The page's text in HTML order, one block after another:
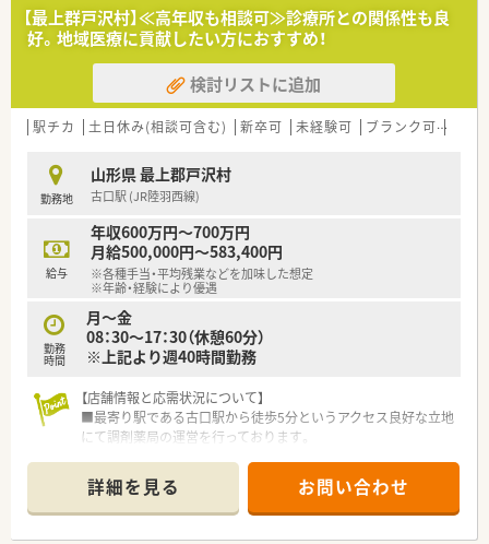
【最上群戸沢村】≪高年収も相談可≫診療所との関係性も良
好。地域医療に貢献したい方におすすめ！
検討リストに追加
駅チカ 土日休み(相談可含む) 新卒可 未経験可 ブランク可
勤務地
山形県 最上郡戸沢村
古口駅 (JR陸羽西線)
給与
年収600万円～700万円
月給500,000円～583,400円
※各種手当・平均残業などを加味した想定
※年齢・経験により優遇
勤務
時間
月～金
08：30～17：30（休憩60分）
※上記より週40時間勤務
【店舗情報と応需状況について】
■最寄り駅である古口駅から徒歩5分というアクセス良好な立地
にて調剤薬局の運営を行っております。
ど応需しており在宅業務にも対応します。
■常勤の薬剤師1名と事務員1名の体制で協力しながら地域住民
の健康をサポートする風通しの良い店舗です。
詳細を見る お問い合わせ